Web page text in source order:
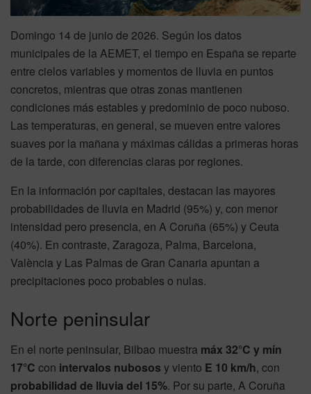
Domingo 14 de junio de 2026. Según los datos
municipales de la AEMET, el tiempo en España se reparte
entre cielos variables y momentos de lluvia en puntos
concretos, mientras que otras zonas mantienen
condiciones más estables y predominio de poco nuboso.
Las temperaturas, en general, se mueven entre valores
suaves por la mañana y máximas cálidas a primeras horas
de la tarde, con diferencias claras por regiones.
En la información por capitales, destacan las mayores
probabilidades de lluvia en Madrid (95%) y, con menor
intensidad pero presencia, en A Coruña (65%) y Ceuta
(40%). En contraste, Zaragoza, Palma, Barcelona,
València y Las Palmas de Gran Canaria apuntan a
precipitaciones poco probables o nulas.
Norte peninsular
En el norte peninsular, Bilbao muestra máx 32°C y mín
17°C con intervalos nubosos y viento E 10 km/h, con
probabilidad de lluvia del 15%. Por su parte, A Coruña